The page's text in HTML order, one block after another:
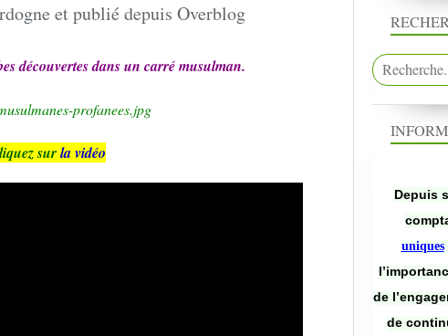
et publié depuis Overblog
découvertes dans un carré musulman.
surla vidéo
Depuis
uniques
de
de